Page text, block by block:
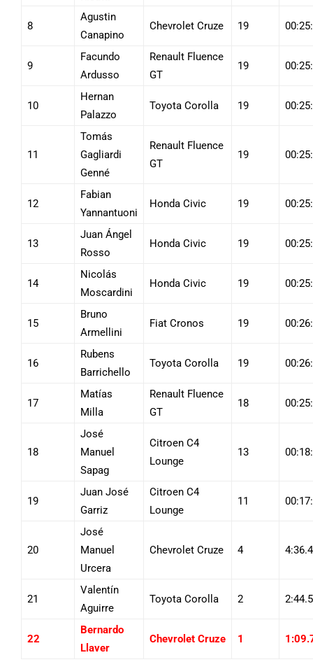
8
Agustin
Canapino
Chevrolet Cruze 19
9
Facundo
Ardusso
Renault Fluence
GT
19
10
Hernan
Palazzo
Toyota Corolla 19
11
Tomás
Gagliardi
Genné
Renault Fluence
GT
19
12
Fabian
Yannantuoni
Honda Civic 19
13
Juan Ángel
Rosso
Honda Civic 19
14
Nicolás
Moscardini
Honda Civic 19
15
Bruno
Armellini
Fiat Cronos 19
16
Rubens
Barrichello
Toyota Corolla 19
17
Matías
Milla
Renault Fluence
GT
18
18
José
Manuel
Sapag
Citroen C4
Lounge
13
19
Juan José
Garriz
Citroen C4
Lounge
11
20
José
Manuel
Urcera
Chevrolet Cruze 4
21
Valentín
Aguirre
Toyota Corolla 2
22
Bernardo
Llaver
Chevrolet Cruze 1